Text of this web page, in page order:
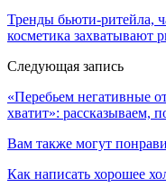
Тренды бьюти-ритейла,
косметика захватывают
Следующая запись
«Перебьем негативные
хватит»: рассказываем,
Вам также могут
Как написать хорошее